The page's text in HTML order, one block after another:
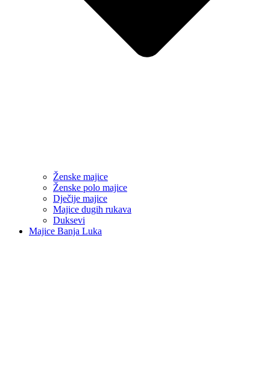
Ženske majice
Ženske polo majice
Dječije majice
Majice dugih rukava
Duksevi
Majice Banja Luka